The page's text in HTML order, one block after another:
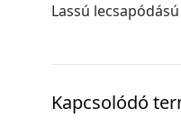
Lassú
Kapcsolódó